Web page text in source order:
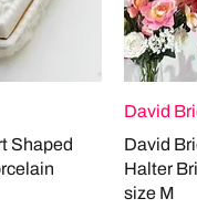
Shaped
David
David
Halter
size M